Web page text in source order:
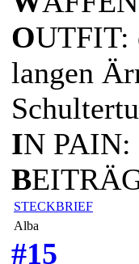
OUTFIT:
langen
IN PAIN:
B
STECKBRIEF
Alba
#15